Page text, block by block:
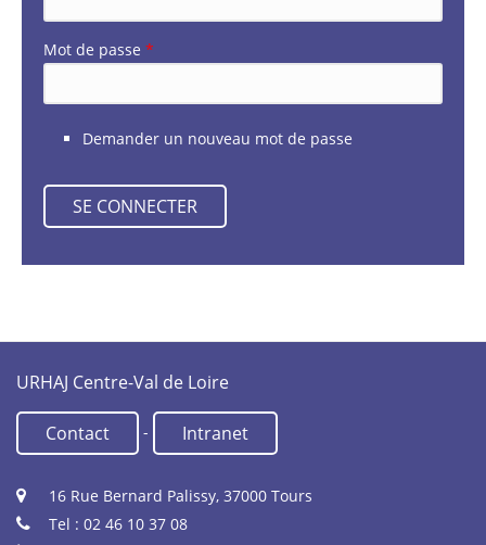
Mot de passe *
Demander un nouveau mot de passe
URHAJ Centre-Val de Loire
Contact - Intranet
16 Rue Bernard Palissy, 37000 Tours
Tel : 02 46 10 37 08